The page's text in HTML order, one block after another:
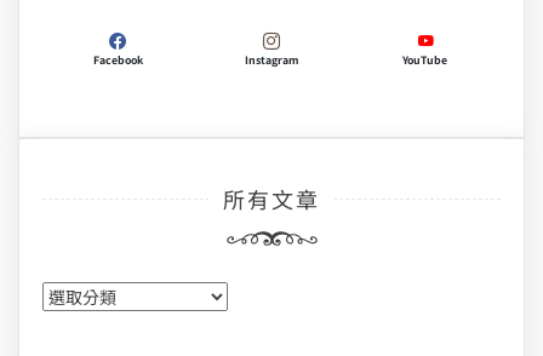
Facebook Instagram YouTube
所有文章
所
有